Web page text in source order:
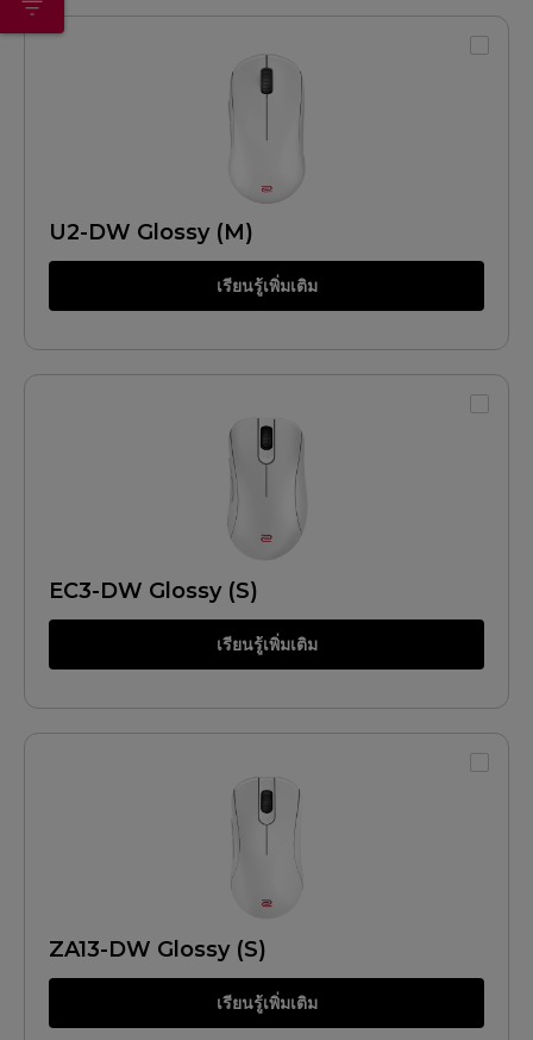
U2-DW Glossy (M)
เรียนรู้เพิ่มเติม
EC3-DW Glossy (S)
เรียนรู้เพิ่มเติม
ZA13-DW Glossy (S)
เรียนรู้เพิ่มเติม